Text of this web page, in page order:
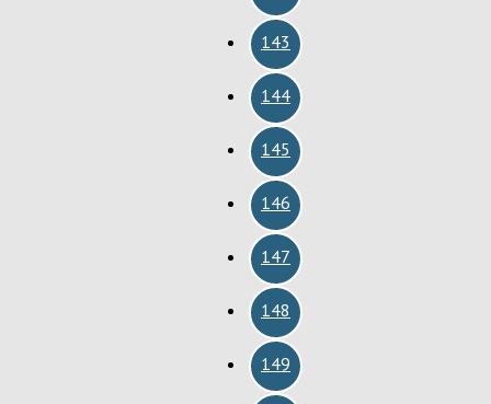
143
144
145
146
147
148
149